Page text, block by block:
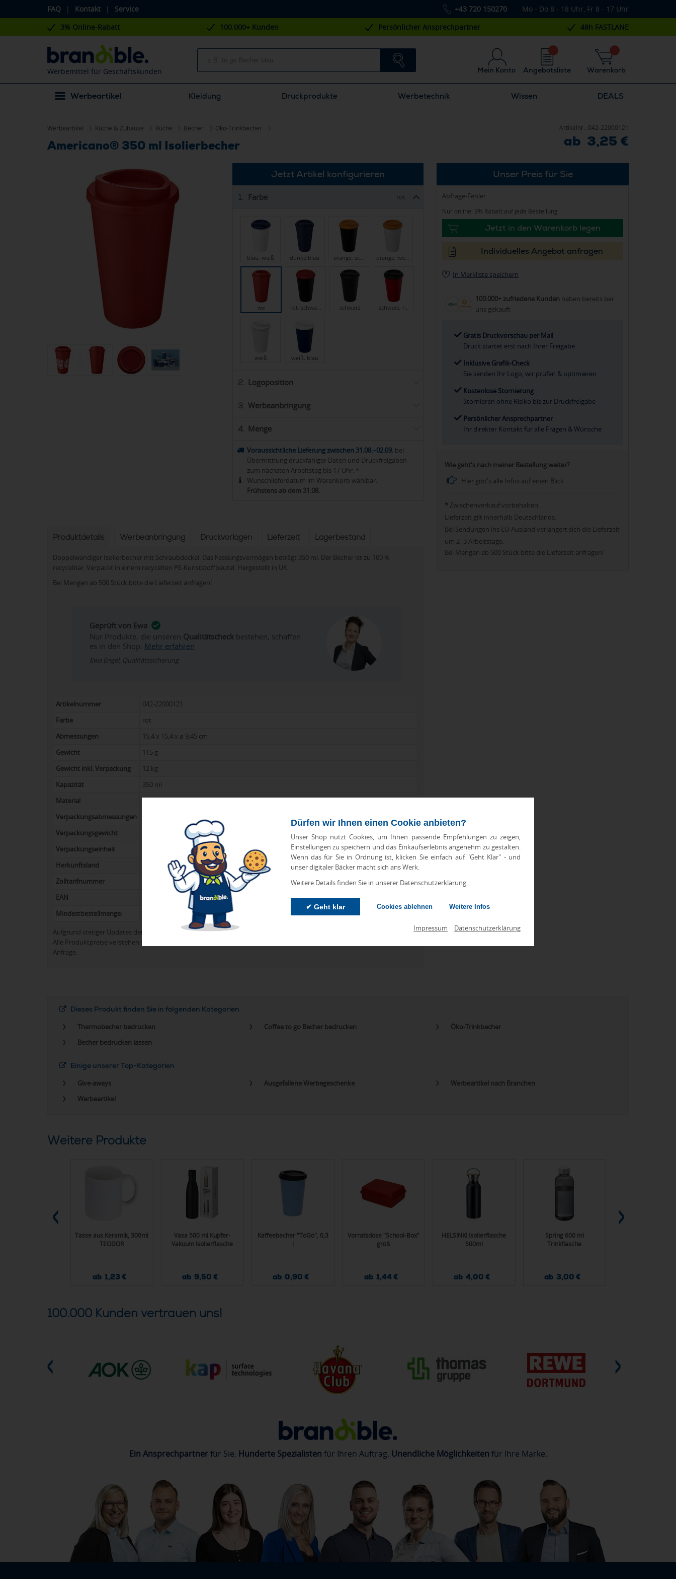
FAQ | Kontakt | Service +43 720 150270 Mo - Do 8 - 18 Uhr, Fr 8 - 17 Uhr
Dürfen wir Ihnen einen Cookie anbieten?
Unser Shop nutzt Cookies, um Ihnen passende Empfehlungen zu zeigen,
Einstellungen zu speichern und das Einkaufserlebnis angenehm zu gestalten.
Wenn das für Sie in Ordnung ist, klicken Sie einfach auf "Geht Klar" - und
unser digitaler Bäcker macht sich ans Werk.
Weitere Details finden Sie in unserer Datenschutzerklärung.
✔ Geht klar Cookies ablehnen Weitere Infos
Impressum Datenschutzerklärung
3% Online-Rabatt 100.000+ Kunden Persönlicher Ansprechpartner 48h FASTLANE
Werbemittel für Geschäftskunden Mein Konto Warenkorb
Angebotsliste
Werbeartikel Kleidung Druckprodukte Werbetechnik Wissen DEALS
Werbeartikel Küche & Zuhause Küche Becher Öko-Trinkbecher
Americano® 350 ml Isolierbecher
Artikelnr.: 042-22000121
ab 3,25 €
Jetzt Artikel konfigurieren
1. Farbe rot
blau, weiß dunkelblau orange, sc… orange, we…
rot rot, schwa… schwarz schwarz, r…
weiß weiß, blau
2. Logoposition
3. Werbeanbringung
4. Menge
Voraussichtliche Lieferung zwischen 31.08.–02.09. bei
Übermittlung druckfähiger Daten und Druckfreigaben
zum nächsten Arbeitstag bis 17 Uhr. *
Wunschlieferdatum im Warenkorb wählbar.
Frühstens ab dem 31.08.
Produktdetails Werbeanbringung Druckvorlagen Lieferzeit Lagerbestand
Doppelwandiger Isolierbecher mit Schraubdeckel. Das Fassungsvermögen beträgt 350 ml. Der Becher ist zu 100 %
recycelbar. Verpackt in einem recycelten PE-Kunststoffbeutel. Hergestellt in UK.
Bei Mengen ab 500 Stück bitte die Lieferzeit anfragen!
Geprüft von Ewa
Nur Produkte, die unseren Qualitätscheck bestehen, schaffen
es in den Shop. Mehr erfahren
Ewa Engel, Qualitätssicherung
Artikelnummer
042-22000121
Farbe
rot
Abmessungen
15,4 x 15,4 x ø 9,45 cm
Gewicht
115 g
Gewicht inkl. Verpackung
12 kg
Kapazität
350 ml
Material
Verpackungsabmessungen
Verpackungsgewicht
Verpackungseinheit
Herkunftsland
Großbritannien
Zolltarifnummer
EAN
Mindestbestellmenge:
Aufgrund stetiger Updates der Produktpalette kann es zu Abweichungen bei Preisen und Produktinformationen kommen.
Alle Produktpreise verstehen sich in der Regel ohne Werbeanbringungskosten. Preise für Direktimport erhalten Sie auf
Anfrage.
Unser Preis für Sie
Abfrage-Fehler
Nur online: 3% Rabatt auf jede Bestellung
Jetzt in den Warenkorb legen
Individuelles Angebot anfragen
In Merkliste speichern
100.000+ zufriedene Kunden haben bereits bei
uns gekauft
Gratis Druckvorschau per Mail
Druck startet erst nach Ihrer Freigabe
Inklusive Grafik-Check
Sie senden Ihr Logo, wir prüfen & optimieren
Kostenlose Stornierung
Stornieren ohne Risiko bis zur Druckfreigabe
Persönlicher Ansprechpartner
Ihr direkter Kontakt für alle Fragen & Wünsche
Wie geht's nach meiner Bestellung weiter?
Hier gibt's alle Infos auf einen Blick
* Zwischenverkauf vorbehalten
Lieferzeit gilt innerhalb Deutschlands.
Bei Sendungen ins EU-Ausland verlängert sich die Lieferzeit
um 2–3 Arbeitstage.
Bei Mengen ab 500 Stück bitte die Lieferzeit anfragen!
Dieses Produkt finden Sie in folgenden Kategorien
Thermobecher bedrucken
Coffee to go Becher bedrucken
Öko-Trinkbecher
Becher bedrucken lassen
Einige unserer Top-Kategorien
Give-aways
Ausgefallene Werbegeschenke
Werbeartikel nach Branchen
Werbeartikel
Weitere Produkte
Tasse aus Keramik, 300ml
TEODOR
ab 1,23 €
Vasa 500 ml Kupfer-
Vakuum Isolierflasche
ab 9,50 €
Kaffeebecher "ToGo", 0,3
l
ab 0,90 €
Vorratsdose "School-Box"
groß
ab 1,44 €
HELSINKI Isolierflasche
500ml
ab 4,00 €
Spring 600 ml
Trinkflasche
ab 3,00 €
100.000 Kunden vertrauen uns!
Ein Ansprechpartnerfür Sie. Hunderte Spezialisten für Ihren Auftrag. Unendliche Möglichkeiten für Ihre Marke.